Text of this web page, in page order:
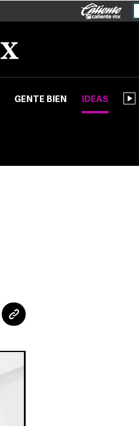
GENTE BIEN IDEAS